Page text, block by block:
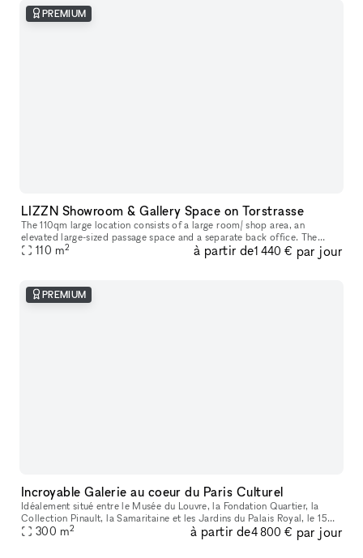
PREMIUM
LIZZN Showroom & Gallery Space on Torstrasse
The 110qm large location consists of a large room/ shop area, an
elevated large-sized passage space and a separate back office. The
renting price depends on the m2 you will need for your presentation
110 m2 à partir de1 440 € par jour
PREMIUM
Incroyable Galerie au coeur du Paris Culturel
Idéalement situé entre le Musée du Louvre, la Fondation Quartier, la
Collection Pinault, la Samaritaine et les Jardins du Palais Royal, le 15
rue du Louvre s’impose comme un espace raffiné et stratég
300 m2 à partir de4 800 € par jour